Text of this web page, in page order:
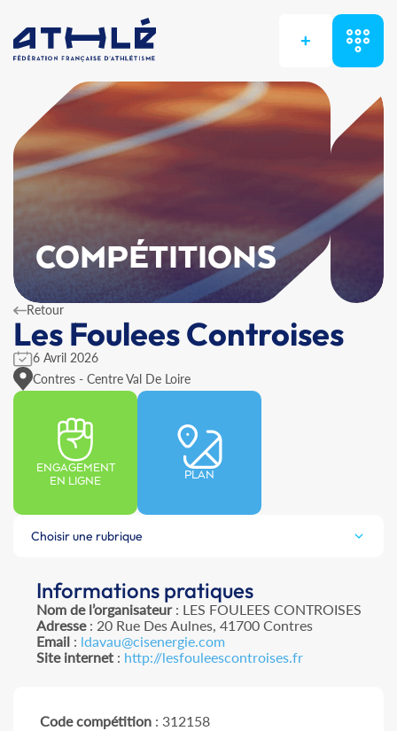
+
COMPÉTITIONS
Retour
Les Foulees Controises
6 Avril 2026
Contres - Centre Val De Loire
ENGAGEMENT
EN LIGNE
PLAN
Choisir une rubrique
Informations pratiques
Nom de l’organisateur: LES FOULEES CONTROISES
Adresse: 20 Rue Des Aulnes, 41700 Contres
Email: ldavau@cisenergie.com
Site internet: http://lesfouleescontroises.fr
Code compétition : 312158